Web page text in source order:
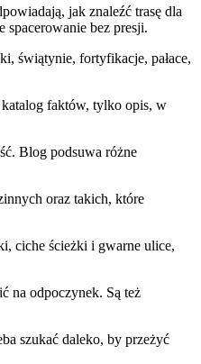
jak znaleźć trasę dla
spacerowanie bez presji.
świątynie, fortyfikacje, pałace,
katalog faktów, tylko opis, w
Blog podsuwa różne
oraz takich, które
ciche ścieżki i gwarne ulice,
na odpoczynek. Są też
szukać daleko, by przeżyć